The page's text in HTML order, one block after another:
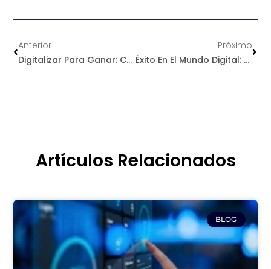
Anterior
Digitalizar Para Ganar: Cómo Reducir Riesgos Y Maximizar Resultados Con Innovación Digital
Próximo
Éxito En El Mundo Digital: Lecciones De Empresas Que Se Atrevieron A Innovar
Artículos Relacionados
BLOG
Página
PáginaPáginaPáginaPágina